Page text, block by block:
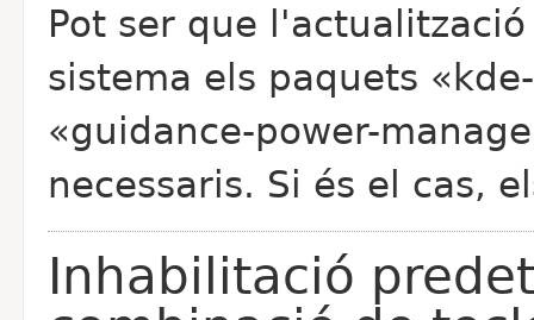
Pot ser que
sistema els paquets
«guidance-power-
necessaris. Si és el cas,
Inhabilitació